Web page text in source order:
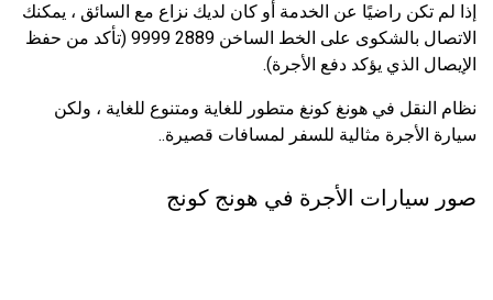
إذا لم تكن راضيًا عن الخدمة أو كان لديك نزاع مع السائق ، يمكنك
الاتصال بالشكوى على الخط الساخن 2889 9999 (تأكد من حفظ
الإيصال الذي يؤكد دفع الأجرة).
نظام النقل في هونغ كونغ متطور للغاية ومتنوع للغاية ، ولكن
سيارة الأجرة مثالية للسفر لمسافات قصيرة..
صور سيارات الأجرة في هونج كونج